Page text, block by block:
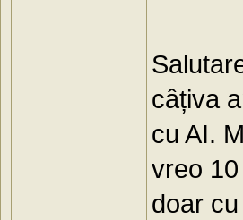
câțiva
cu AI.
vreo
doar